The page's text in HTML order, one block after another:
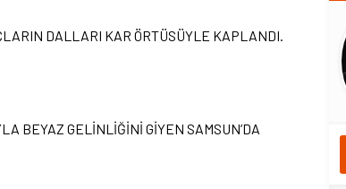
DALLARI KAR ÖRTÜSÜYLE KAPLANDI.
BEYAZ GELİNLİĞİNİ GİYEN SAMSUN’DA